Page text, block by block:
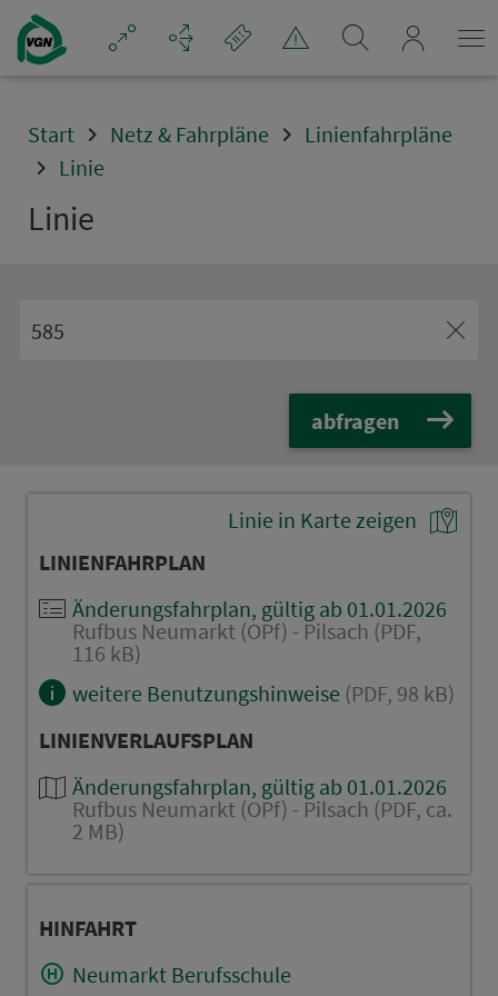
Navigation überspringen
Start Netz & Fahrpläne
Linienfahrpläne
Linie
Linie
abfragen
Linie in Karte zeigen
LINIENFAHRPLAN
Änderungsfahrplan, gültig ab 01.01.2026
Rufbus Neumarkt (OPf) - Pilsach (PDF,
116 kB)
weitere Benutzungshinweise (PDF, 98 kB)
LINIENVERLAUFSPLAN
Änderungsfahrplan, gültig ab 01.01.2026
Rufbus Neumarkt (OPf) - Pilsach (PDF, ca.
2 MB)
HINFAHRT
Neumarkt Berufsschule